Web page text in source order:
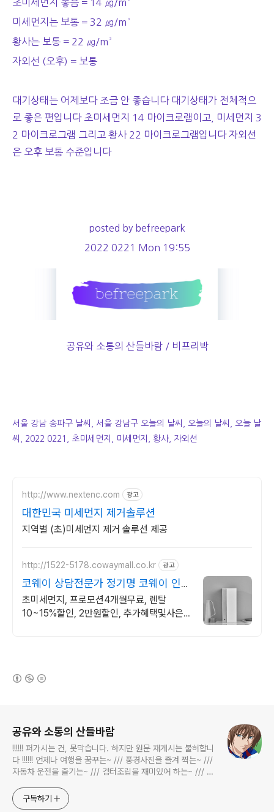
초미세먼지 좋음 = 14 ㎍/m³
미세먼지는 보통 = 32 ㎍/m³
황사는 보통 = 22 ㎍/m³
자외선 (오후) = 보통
대기상태는 어제보다 조금 안 좋습니다 대기상태가 전체적으
로 좋은 편입니다 초미세먼지 14 마이크로램이고, 미세먼지 3
2 마이크로그램 그리고 황사 22 마이크로그램입니다 자외선
은 오후 보통 수준입니다
posted by befreepark
2022 0221 Mon 19:55
공유와 소통의 산들바람 / 비프리박
서울 강남 송파구 날씨, 서울 강남구 오늘의 날씨, 오늘의 날씨, 오늘 날
씨, 2022 0221, 초미세먼지, 미세먼지, 황사, 자외선
http://www.nextenc.com 광고
대한민국 미세먼지 제거솔루션
지역별 (초)미세먼지 제거 솔루션 제공
http://1522-5178.cowaymall.co.kr 광고
코웨이 상담전문가 정기명 코웨이 인증
점
초미세먼지, 프로모션4개월무료, 렌탈
10~15%할인, 2만원할인, 추가혜택및사은
공유와 소통의 산들바람
!!!!!! 퍼가시는 건, 못막습니다. 하지만 원문 재게시는 불허합니
다 !!!!!! 언제나 여행을 꿈꾸는~ /// 풍경사진을 즐겨 찍는~ ///
자동차 운전을 즐기는~ /// 컴터조립을 재미있어 하는~ /// 고
식하는 미드가 있는~ /// 사회적 이슈에 발언하는~ 不老巨
구독하기